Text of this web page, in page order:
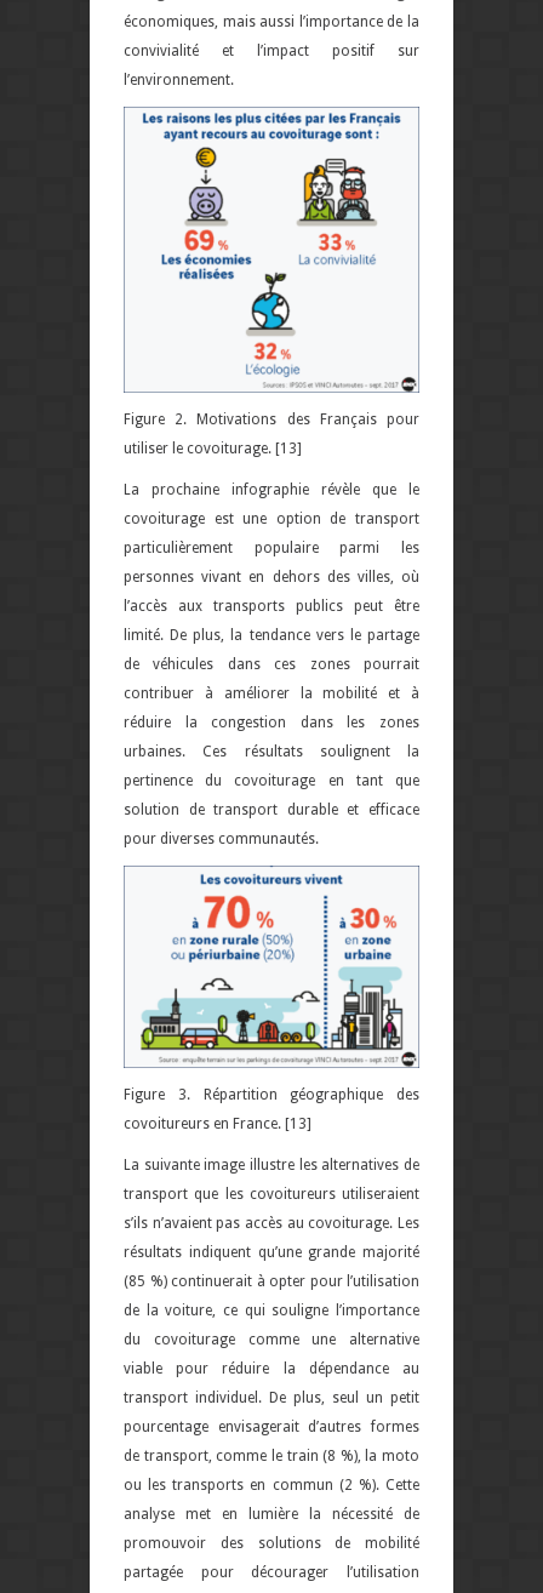
économiques, mais aussi l’importance de la
convivialité et l’impact positif sur
l’environnement.
Figure 2. Motivations des Français pour
utiliser le covoiturage. [13]
La prochaine infographie révèle que le
covoiturage est une option de transport
particulièrement populaire parmi les
personnes vivant en dehors des villes, où
l’accès aux transports publics peut être
limité. De plus, la tendance vers le partage
de véhicules dans ces zones pourrait
contribuer à améliorer la mobilité et à
réduire la congestion dans les zones
urbaines. Ces résultats soulignent la
pertinence du covoiturage en tant que
solution de transport durable et efficace
pour diverses communautés.
Figure 3. Répartition géographique des
covoitureurs en France. [13]
La suivante image illustre les alternatives de
transport que les covoitureurs utiliseraient
s’ils n’avaient pas accès au covoiturage. Les
résultats indiquent qu’une grande majorité
(85 %) continuerait à opter pour l’utilisation
de la voiture, ce qui souligne l’importance
du covoiturage comme une alternative
viable pour réduire la dépendance au
transport individuel. De plus, seul un petit
pourcentage envisagerait d’autres formes
de transport, comme le train (8 %), la moto
ou les transports en commun (2 %). Cette
analyse met en lumière la nécessité de
promouvoir des solutions de mobilité
partagée pour décourager l’utilisation